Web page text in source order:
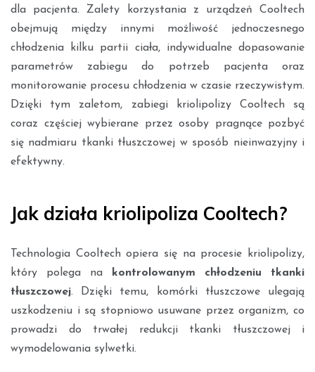
dla pacjenta. Zalety korzystania z urządzeń Cooltech
obejmują między innymi możliwość jednoczesnego
chłodzenia kilku partii ciała, indywidualne dopasowanie
parametrów zabiegu do potrzeb pacjenta oraz
monitorowanie procesu chłodzenia w czasie rzeczywistym.
Dzięki tym zaletom, zabiegi kriolipolizy Cooltech są
coraz częściej wybierane przez osoby pragnące pozbyć
się nadmiaru tkanki tłuszczowej w sposób nieinwazyjny i
efektywny.
Jak działa kriolipoliza Cooltech?
Technologia Cooltech opiera się na procesie kriolipolizy,
który polega na kontrolowanym chłodzeniu tkanki
tłuszczowej. Dzięki temu, komórki tłuszczowe ulegają
uszkodzeniu i są stopniowo usuwane przez organizm, co
prowadzi do trwałej redukcji tkanki tłuszczowej i
wymodelowania sylwetki.